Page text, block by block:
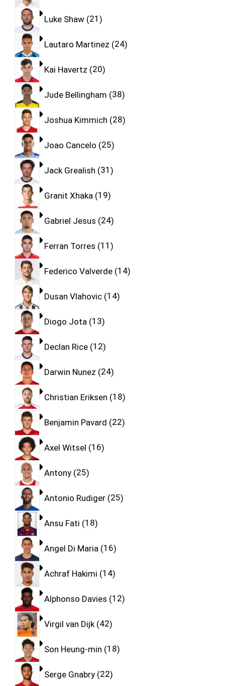
Luke Shaw 21
Lautaro Martinez 24
Kai Havertz 20
Jude Bellingham 38
Joshua Kimmich 28
Joao Cancelo 25
Jack Grealish 31
Granit Xhaka 19
Gabriel Jesus 24
Ferran Torres 11
Federico Valverde 14
Dusan Vlahovic 14
Diogo Jota 13
Declan Rice 12
Darwin Nunez 24
Christian Eriksen 18
Benjamin Pavard 22
Axel Witsel 16
Antony 25
Antonio Rudiger 25
Ansu Fati 18
Angel Di Maria 16
Achraf Hakimi 14
Alphonso Davies 12
Virgil van Dijk 42
Son Heung-min 18
Serge Gnabry 22